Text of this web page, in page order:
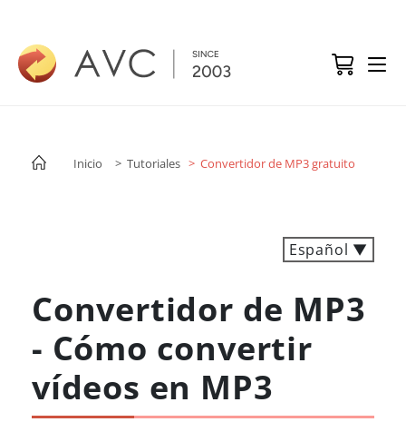
Inicio > Tutoriales > Convertidor de MP3 gratuito
Español ▼
Convertidor de MP3
- Cómo convertir
vídeos en MP3